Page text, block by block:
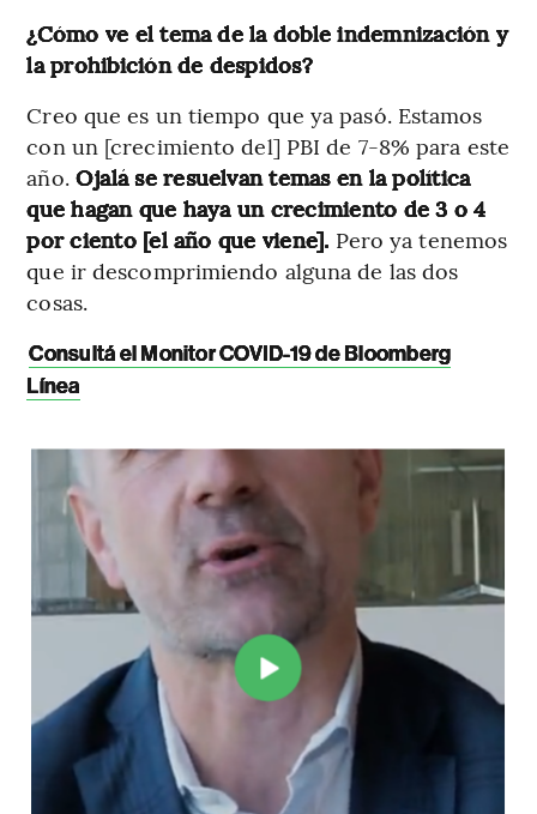
¿Cómo ve el tema de la doble indemnización y
la prohibición de despidos?
Creo que es un tiempo que ya pasó. Estamos
con un [crecimiento del] PBI de 7-8% para este
año. Ojalá se resuelvan temas en la política
que hagan que haya un crecimiento de 3 o 4
por ciento [el año que viene]. Pero ya tenemos
que ir descomprimiendo alguna de las dos
cosas.
Consultá el Monitor COVID-19 de Bloomberg
Línea